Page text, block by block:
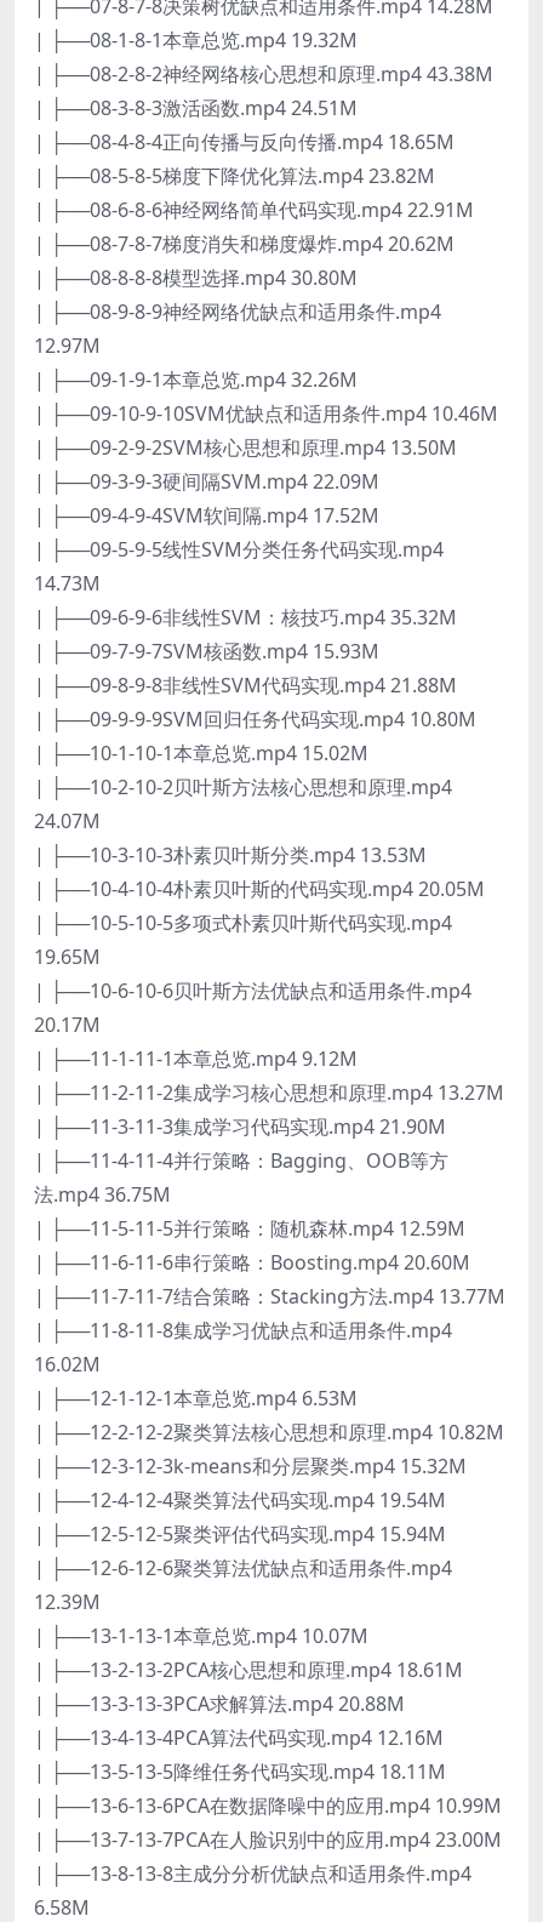
| ├──07-8-7-8决策树优缺点和适用条件.mp4 14.28M
| ├──08-1-8-1本章总览.mp4 19.32M
| ├──08-2-8-2神经网络核心思想和原理.mp4 43.38M
| ├──08-3-8-3激活函数.mp4 24.51M
| ├──08-4-8-4正向传播与反向传播.mp4 18.65M
| ├──08-5-8-5梯度下降优化算法.mp4 23.82M
| ├──08-6-8-6神经网络简单代码实现.mp4 22.91M
| ├──08-7-8-7梯度消失和梯度爆炸.mp4 20.62M
| ├──08-8-8-8模型选择.mp4 30.80M
| ├──08-9-8-9神经网络优缺点和适用条件.mp4
12.97M
| ├──09-1-9-1本章总览.mp4 32.26M
| ├──09-10-9-10SVM优缺点和适用条件.mp4 10.46M
| ├──09-2-9-2SVM核心思想和原理.mp4 13.50M
| ├──09-3-9-3硬间隔SVM.mp4 22.09M
| ├──09-4-9-4SVM软间隔.mp4 17.52M
| ├──09-5-9-5线性SVM分类任务代码实现.mp4
14.73M
| ├──09-6-9-6非线性SVM：核技巧.mp4 35.32M
| ├──09-7-9-7SVM核函数.mp4 15.93M
| ├──09-8-9-8非线性SVM代码实现.mp4 21.88M
| ├──09-9-9-9SVM回归任务代码实现.mp4 10.80M
| ├──10-1-10-1本章总览.mp4 15.02M
| ├──10-2-10-2贝叶斯方法核心思想和原理.mp4
24.07M
| ├──10-3-10-3朴素贝叶斯分类.mp4 13.53M
| ├──10-4-10-4朴素贝叶斯的代码实现.mp4 20.05M
| ├──10-5-10-5多项式朴素贝叶斯代码实现.mp4
19.65M
| ├──10-6-10-6贝叶斯方法优缺点和适用条件.mp4
20.17M
| ├──11-1-11-1本章总览.mp4 9.12M
| ├──11-2-11-2集成学习核心思想和原理.mp4 13.27M
| ├──11-3-11-3集成学习代码实现.mp4 21.90M
| ├──11-4-11-4并行策略：Bagging、OOB等方
法.mp4 36.75M
| ├──11-5-11-5并行策略：随机森林.mp4 12.59M
| ├──11-6-11-6串行策略：Boosting.mp4 20.60M
| ├──11-7-11-7结合策略：Stacking方法.mp4 13.77M
| ├──11-8-11-8集成学习优缺点和适用条件.mp4
16.02M
| ├──12-1-12-1本章总览.mp4 6.53M
| ├──12-2-12-2聚类算法核心思想和原理.mp4 10.82M
| ├──12-3-12-3k-means和分层聚类.mp4 15.32M
| ├──12-4-12-4聚类算法代码实现.mp4 19.54M
| ├──12-5-12-5聚类评估代码实现.mp4 15.94M
| ├──12-6-12-6聚类算法优缺点和适用条件.mp4
12.39M
| ├──13-1-13-1本章总览.mp4 10.07M
| ├──13-2-13-2PCA核心思想和原理.mp4 18.61M
| ├──13-3-13-3PCA求解算法.mp4 20.88M
| ├──13-4-13-4PCA算法代码实现.mp4 12.16M
| ├──13-5-13-5降维任务代码实现.mp4 18.11M
| ├──13-6-13-6PCA在数据降噪中的应用.mp4 10.99M
| ├──13-7-13-7PCA在人脸识别中的应用.mp4 23.00M
| ├──13-8-13-8主成分分析优缺点和适用条件.mp4
6.58M